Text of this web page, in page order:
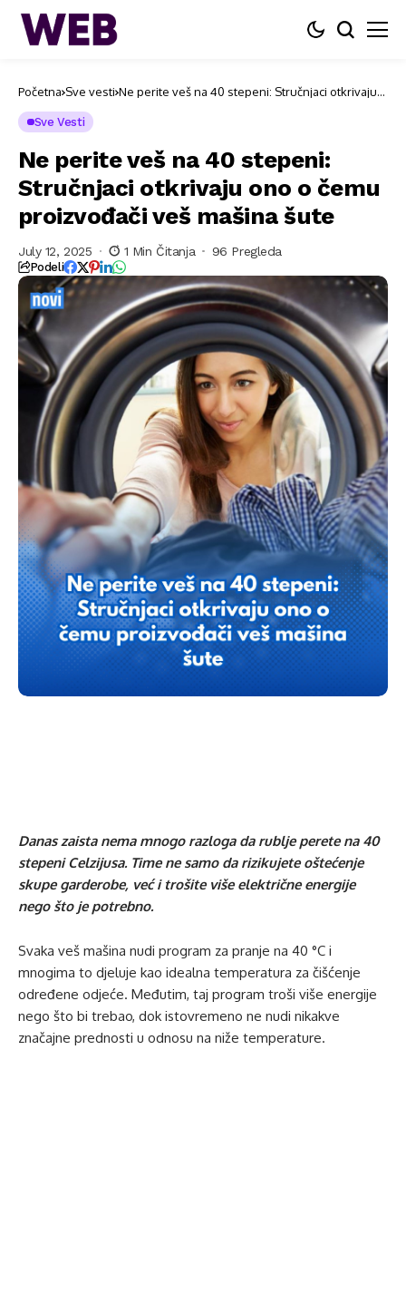
Početna Sve vesti Ne perite veš na 40 stepeni: Stručnjaci otkrivaju
Sve Vesti
Ne perite veš na 40 stepeni:
Stručnjaci otkrivaju ono o čemu
proizvođači veš mašina šute
July 12, 2025 1 Min Čitanja 96 Pregleda
Podeli
Danas zaista nema mnogo razloga da rublje perete na 40
stepeni Celzijusa. Time ne samo da rizikujete oštećenje
skupe garderobe, već i trošite više električne energije
nego što je potrebno.
Svaka veš mašina nudi program za pranje na 40 °C i
mnogima to djeluje kao idealna temperatura za čišćenje
određene odjeće. Međutim, taj program troši više energije
nego što bi trebao, dok istovremeno ne nudi nikakve
značajne prednosti u odnosu na niže temperature.